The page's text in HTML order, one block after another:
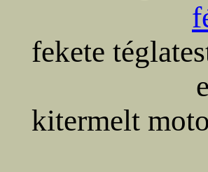
fekete
kitermelt